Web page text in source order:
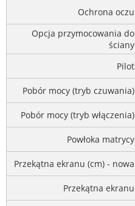
Ochrona oczu
Opcja przymocowania do
ściany
Pilot
Pobór mocy (tryb czuwania)
Pobór mocy (tryb włączenia)
Powłoka matrycy
Przekątna ekranu (cm) - nowa
Przekątna ekranu